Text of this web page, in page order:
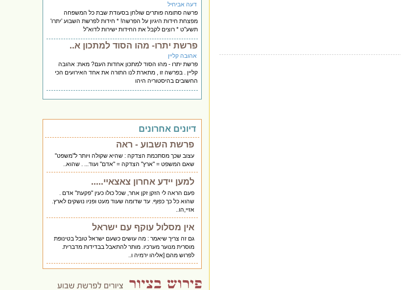
דעה אביחיל
פרשה סתומה פותרים שולחן בסעודת שבת כל המשפחה
מפצחת חידות היגיון על הפרשה! * חידות לפרשת השבוע 'יתרו'
תשע"ט * רוצים לקבל את החידות ישירות לדוא"ל
פרשת יתרו- מהו הסוד למתכון א..
אהובה קליין
פרשת יתרו - מהו הסוד למתכון אחדות העם? מאת: אהובה
קליין . בפרשה זו , מתארת לנו התורה את אחד האירועים הכי
החשובים בהיסטוריה היהו
דיונים אחרונים
פרשת השבוע - ראה
עצוב שכך מסתכמת הצדקה : שהיא שקולה ויותר ל"משפט"
שאם המשפט = "ארץ" הצדקה = "אדם" ועוד... . שהוא..
למען יידע אחרון צאצאיי.....
פעם הראה לי הזקן זקן אחר, שכל כולו כעין "פקעת" אדם .
שהוא כל כך כפוף. עד שדומה שעוד מעט ופניו נושקים לארץ.
אזיי,הו..
אין מסלול עוקף עם ישראל
גם זה צריך שיאמר : מה עושים כשעם ישראל טובל בטינופת
מוסרית מנוער מערכיו. מותר להתאבל בבדידות מדברית.
לפרוש מהם [אליהו ירמיה ו..